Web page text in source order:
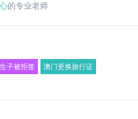
的专业老师
子被拒签 澳门更换旅行证